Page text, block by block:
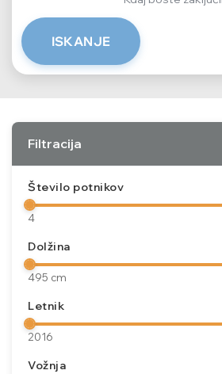
ISKANJE
Filtracija
Število potnikov
4
Dolžina
495 cm
Letnik
2016
Vožnja